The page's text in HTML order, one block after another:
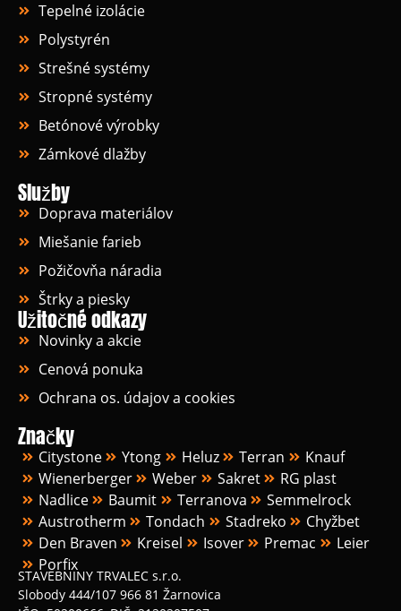
Tepelné izolácie
Polystyrén
Strešné systémy
Stropné systémy
Betónové výrobky
Zámkové dlažby
Služby
Doprava materiálov
Miešanie farieb
Požičovňa náradia
Štrky a piesky
Užitočné odkazy
Novinky a akcie
Cenová ponuka
Ochrana os. údajov a cookies
Značky
Citystone Ytong Heluz Terran
Knauf
Wienerberger
Weber Sakret
RG plast
Nadlice
Baumit Terranova
Semmelrock
Austrotherm
Tondach Stadreko
Chyžbet
Den Braven
Kreisel Isover Premac
Leier
Porfix
STAVEBNINY TRVALEC s.r.o.
Slobody 444/107 966 81 Žarnovica